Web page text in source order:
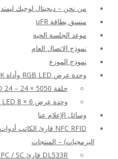
من نحن – ديجيتال لوجيك ليمتد
منسق بطاقة uFR
موعد الجلسة الحية
نموذج الاتصال العام
نموذج الموزع
وحدة عرض RGB LED وأداة SDK
حلقة LED 24 – 24 × 5050
وحدة عرض RGB LED 8 × 6
وسائل الإعلام عنا
البرمجيات) – المنتجات